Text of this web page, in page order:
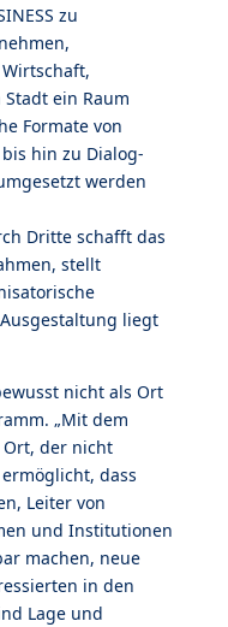
zu
ein Raum
Formate von
hin zu Dialog-
werden
Dritte schafft das
stellt
liegt
nicht als Ort
„Mit dem
der nicht
dass
Leiter von
und Institutionen
machen, neue
in den
Lage und